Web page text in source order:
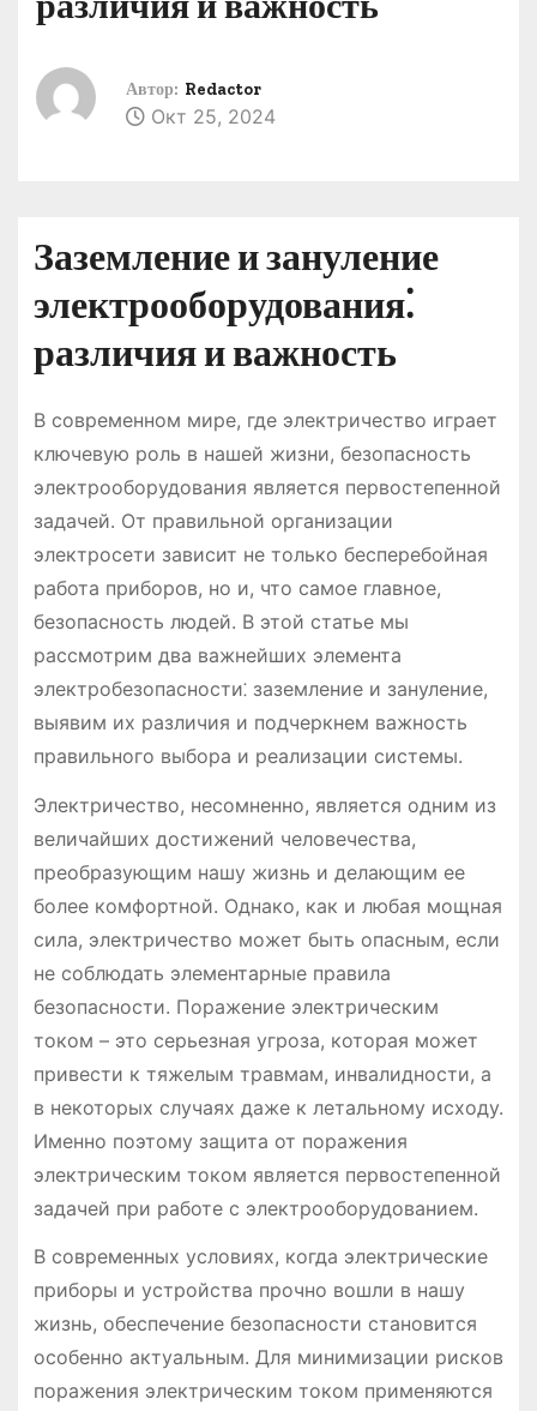
Автор: Redactor
Окт 25, 2024
Заземление и зануление
электрооборудования⁚
различия и важность
В современном мире, где электричество играет
ключевую роль в нашей жизни, безопасность
электрооборудования является первостепенной
задачей. От правильной организации
электросети зависит не только бесперебойная
работа приборов, но и, что самое главное,
безопасность людей. В этой статье мы
рассмотрим два важнейших элемента
электробезопасности⁚ заземление и зануление,
выявим их различия и подчеркнем важность
правильного выбора и реализации системы.
Электричество, несомненно, является одним из
величайших достижений человечества,
преобразующим нашу жизнь и делающим ее
более комфортной. Однако, как и любая мощная
сила, электричество может быть опасным, если
не соблюдать элементарные правила
безопасности. Поражение электрическим
током – это серьезная угроза, которая может
привести к тяжелым травмам, инвалидности, а
в некоторых случаях даже к летальному исходу.
Именно поэтому защита от поражения
электрическим током является первостепенной
задачей при работе с электрооборудованием.
В современных условиях, когда электрические
приборы и устройства прочно вошли в нашу
жизнь, обеспечение безопасности становится
особенно актуальным. Для минимизации рисков
поражения электрическим током применяются